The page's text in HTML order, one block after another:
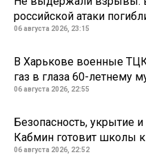
российской атаки
06 августа 2026, 23:15
В Харькове военные
газ в глаза 60-летнему
06 августа 2026, 22:55
Безопасность, укрытие
Кабмин готовит школы к
06 августа 2026, 22:52